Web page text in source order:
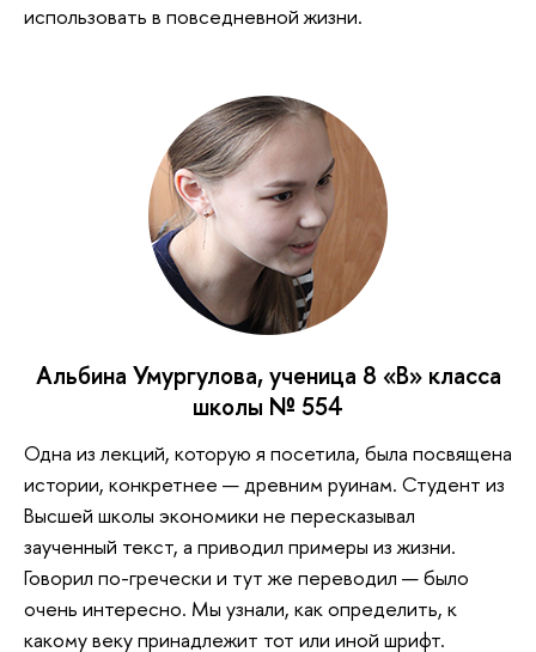
использовать в повседневной жизни.
Альбина Умургулова, ученица 8 «В» класса
школы № 554
Одна из лекций, которую я посетила, была посвящена
истории, конкретнее — древним руинам. Студент из
Высшей школы экономики не пересказывал
заученный текст, а приводил примеры из жизни.
Говорил по-гречески и тут же переводил — было
очень интересно. Мы узнали, как определить, к
какому веку принадлежит тот или иной шрифт.